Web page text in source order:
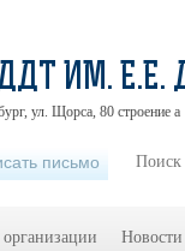
ИМ. Е.Е.
ул. Щорса, 80 строение а
письмо
Новости